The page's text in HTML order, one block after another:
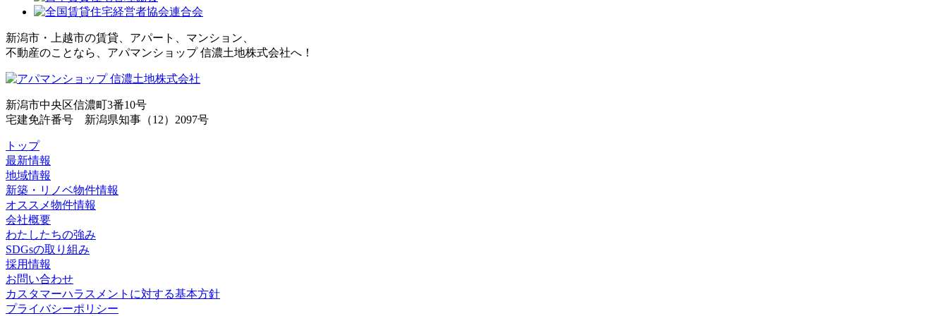
新潟市・上越市の賃貸、アパート、マンション、
不動産のことなら、アパマンショップ 信濃土地株式会社へ！
新潟市中央区信濃町3番10号
宅建免許番号 新潟県知事（12）2097号
トップ
最新情報
地域情報
新築・リノベ物件情報
オススメ物件情報
会社概要
わたしたちの強み
SDGsの取り組み
採用情報
お問い合わせ
カスタマーハラスメントに対する基本方針
プライバシーポリシー